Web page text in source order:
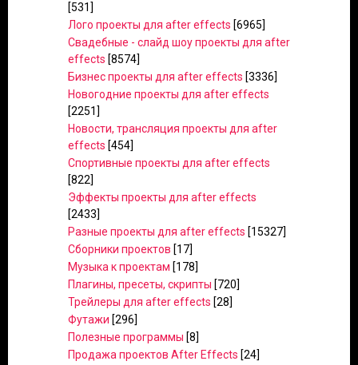
[531]
Лого проекты для after effects [6965]
Свадебные - слайд шоу проекты для after
effects [8574]
Бизнес проекты для after effects [3336]
Новогодние проекты для after effects
[2251]
Новости, трансляция проекты для after
effects [454]
Спортивные проекты для after effects
[822]
Эффекты проекты для after effects
[2433]
Разные проекты для after effects [15327]
Сборники проектов [17]
Музыка к проектам [178]
Плагины, пресеты, скрипты [720]
Трейлеры для after effects [28]
Футажи [296]
Полезные программы [8]
Продажа проектов After Effects [24]